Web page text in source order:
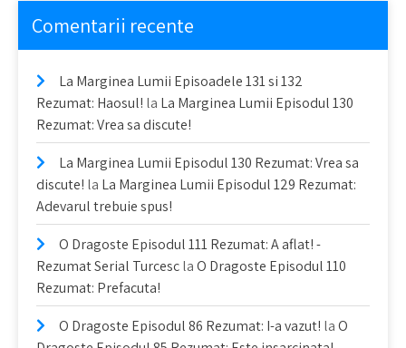
Comentarii recente
La Marginea Lumii Episoadele 131 si 132
Rezumat: Haosul! la La Marginea Lumii Episodul 130
Rezumat: Vrea sa discute!
La Marginea Lumii Episodul 130 Rezumat: Vrea sa
discute! la La Marginea Lumii Episodul 129 Rezumat:
Adevarul trebuie spus!
O Dragoste Episodul 111 Rezumat: A aflat! -
Rezumat Serial TurcesclaO Dragoste Episodul 110
Rezumat: Prefacuta!
O Dragoste Episodul 86 Rezumat: I-a vazut! laO